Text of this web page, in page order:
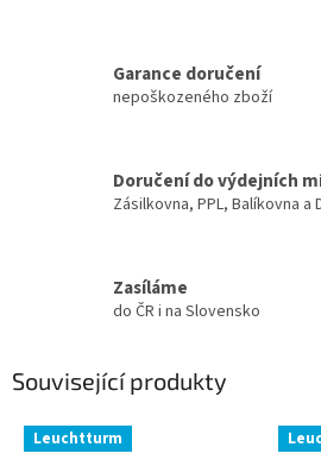
Garance doručení
nepoškozeného zboží
Doručení do výdejních
Zásilkovna, PPL, Balíkovna a
Zasíláme
do ČR i na Slovensko
Související produkty
Leuchtturm